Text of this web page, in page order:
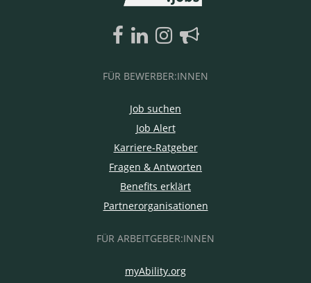
FÜR BEWERBER:INNEN
Job suchen
Job Alert
Karriere-Ratgeber
Fragen & Antworten
Benefits erklärt
Partnerorganisationen
FÜR ARBEITGEBER:INNEN
myAbility.org